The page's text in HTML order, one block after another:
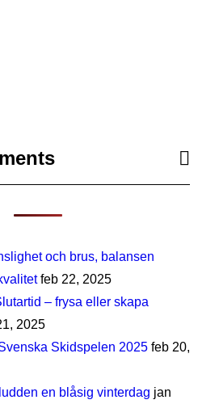
och brus, balansen
feb 22, 2025
– frysa eller skapa
2025
Skidspelen 2025 feb 20,
en blåsig vinterdag jan